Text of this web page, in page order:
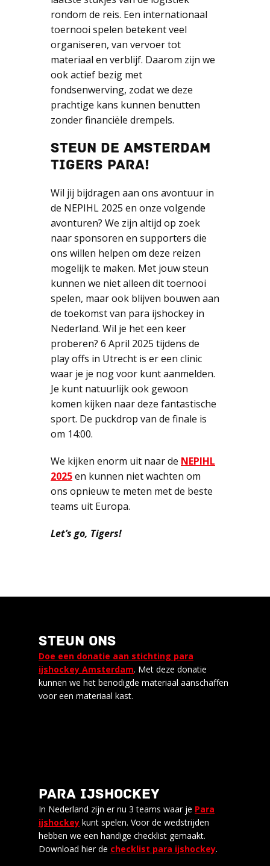
rondom de reis. Een internationaal
toernooi spelen betekent veel
organiseren, van vervoer tot
materiaal en verblijf. Daarom zijn we
ook actief bezig met
fondsenwerving, zodat we deze
prachtige kans kunnen benutten
zonder financiële drempels.
STEUN DE AMSTERDAM
TIGERS PARA!
Wil jij bijdragen aan ons avontuur in
de NEPIHL 2025 en onze volgende
avonturen? We zijn altijd op zoek
naar sponsoren en supporters die
ons willen helpen om deze reizen
mogelijk te maken. Met jouw steun
kunnen we niet alleen dit toernooi
spelen, maar ook blijven bouwen aan
de toekomst van para ijshockey in
Nederland. Wil je het een keer
proberen? 6 April 2025 tijdens de
play offs in Utrecht is er een clinic
waar je je nog voor kunt aanmelden.
Je kunt natuurlijk ook gewoon
komen kijken naar deze fantastische
sport. De puckdrop van de finale is
om 14:00.
We kijken enorm uit naar de NEPIHL
2025en kunnen niet wachten om
ons opnieuw te meten met de beste
teams uit Europa.
Let’s go, Tigers!
STEUN ONS
Doe een donatie aan stichting para
ijshockey Amsterdam. Met deze donatie
kunnen we het benodigde materiaal aanschaffen
voor een materiaal kast.
PARA IJSHOCKEY
In Nederland zijn er nu 3 teams waar je Para
ijshockey kunt spelen. Voor de wedstrijden
hebben we een handige checklist gemaakt.
Download hier de checklist para ijshockey.